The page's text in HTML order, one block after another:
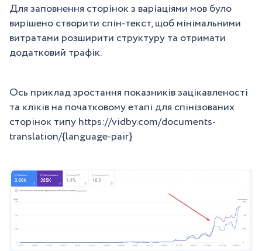
Для заповнення сторінок з варіаціями мов було
вирішено створити спін-текст, щоб мінімальними
витратами розширити структуру та отримати
додатковий трафік.
Ось приклад зростання показників зацікавленості
та кліків на початковому етапі для спінізованих
сторінок типу https://vidby.com/documents-
translation/{language-pair}